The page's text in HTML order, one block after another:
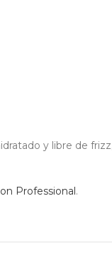
y libre de
Professional.